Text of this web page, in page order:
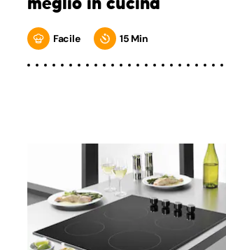
Facile 15 Min